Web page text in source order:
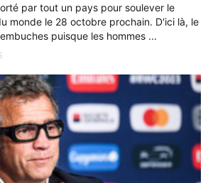
par tout un pays pour soulever le
monde le 28 octobre prochain. D'ici là, le
puisque les hommes ...